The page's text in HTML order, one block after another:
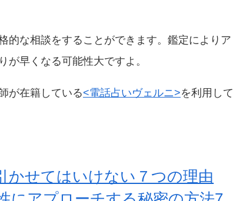
的な相談をすることができます。鑑定によりア
が早くなる可能性大ですよ。
が在籍している<電話占いヴェルニ>を利用して
かせてはいけない７つの理由